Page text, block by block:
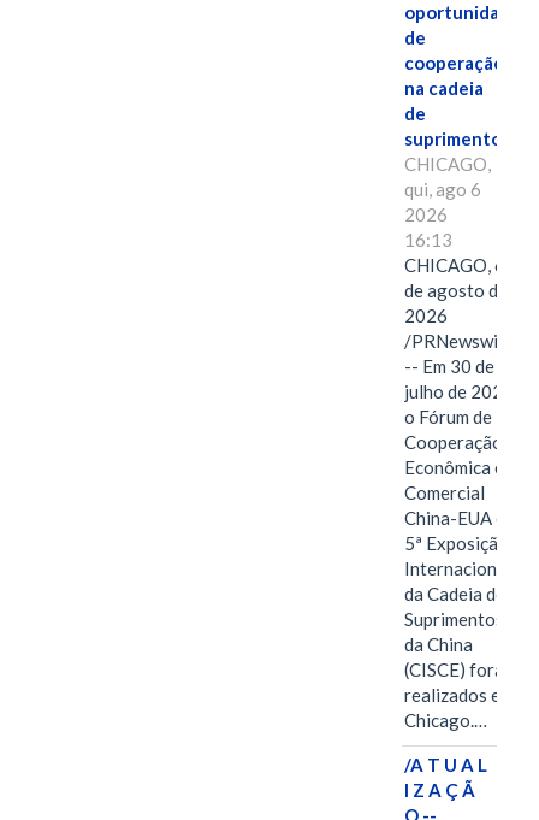
oportunidades
de
cooperação
na cadeia
de
suprimentos.
CHICAGO,
qui, ago 6
2026
16:13
CHICAGO, 6
de agosto de
2026
/PRNewswire/
-- Em 30 de
julho de 2026,
o Fórum de
Cooperação
Econômica e
Comercial
China-EUA e a
5ª Exposição
Internacional
da Cadeia de
Suprimentos
da China
(CISCE) foram
realizados em
Chicago.…
/A T U A L
I Z A Ç Ã
O --